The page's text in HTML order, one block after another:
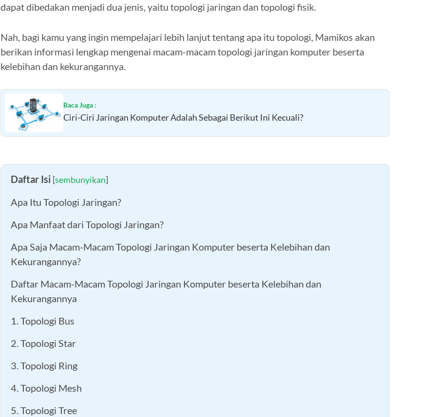
dapat dibedakan menjadi dua jenis, yaitu topologi jaringan dan topologi fisik.
Nah, bagi kamu yang ingin mempelajari lebih lanjut tentang apa itu topologi, Mamikos akan
berikan informasi lengkap mengenai macam-macam topologi jaringan komputer beserta
kelebihan dan kekurangannya.
Baca Juga :
Ciri-Ciri Jaringan Komputer Adalah Sebagai Berikut Ini Kecuali?
Daftar Isi [sembunyikan]
Apa Itu Topologi Jaringan?
Apa Manfaat dari Topologi Jaringan?
Apa Saja Macam-Macam Topologi Jaringan Komputer beserta Kelebihan dan
Kekurangannya?
Daftar Macam-Macam Topologi Jaringan Komputer beserta Kelebihan dan
Kekurangannya
1. Topologi Bus
2. Topologi Star
3. Topologi Ring
4. Topologi Mesh
5. Topologi Tree